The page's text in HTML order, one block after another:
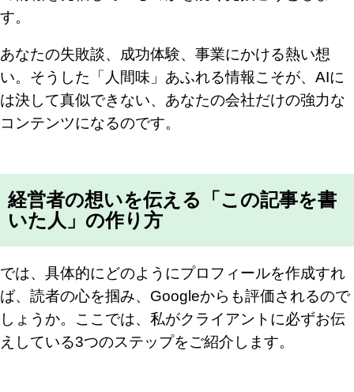
す。
あなたの失敗談、成功体験、事業にかける熱い想
い。そうした「人間味」あふれる情報こそが、AIに
は決して真似できない、あなたの会社だけの強力な
コンテンツになるのです。
経営者の想いを伝える「この記事を書
いた人」の作り方
では、具体的にどのようにプロフィールを作成すれ
ば、読者の心を掴み、Googleからも評価されるので
しょうか。ここでは、私がクライアントに必ずお伝
えしている3つのステップをご紹介します。